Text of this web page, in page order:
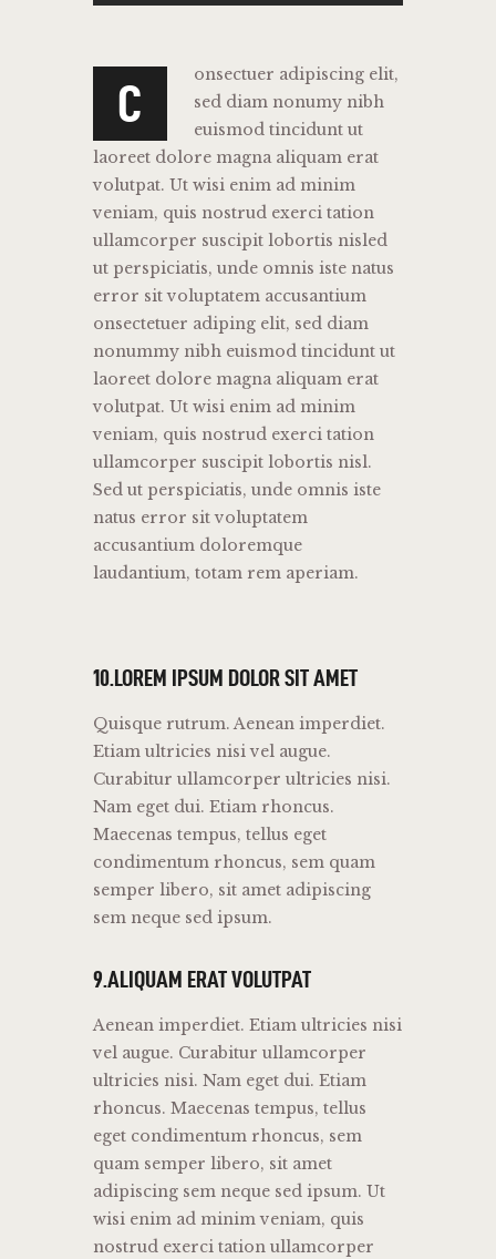
C
onsectuer adipiscing elit,
sed diam nonumy nibh
euismod tincidunt ut
laoreet dolore magna aliquam erat
volutpat. Ut wisi enim ad minim
veniam, quis nostrud exerci tation
ullamcorper suscipit lobortis nisled
ut perspiciatis, unde omnis iste natus
error sit voluptatem accusantium
onsectetuer adiping elit, sed diam
nonummy nibh euismod tincidunt ut
laoreet dolore magna aliquam erat
volutpat. Ut wisi enim ad minim
veniam, quis nostrud exerci tation
ullamcorper suscipit lobortis nisl.
Sed ut perspiciatis, unde omnis iste
natus error sit voluptatem
accusantium doloremque
laudantium, totam rem aperiam.
10.LOREM IPSUM DOLOR SIT AMET
Quisque rutrum. Aenean imperdiet.
Etiam ultricies nisi vel augue.
Curabitur ullamcorper ultricies nisi.
Nam eget dui. Etiam rhoncus.
Maecenas tempus, tellus eget
condimentum rhoncus, sem quam
semper libero, sit amet adipiscing
sem neque sed ipsum.
9.ALIQUAM ERAT VOLUTPAT
Aenean imperdiet. Etiam ultricies nisi
vel augue. Curabitur ullamcorper
ultricies nisi. Nam eget dui. Etiam
rhoncus. Maecenas tempus, tellus
eget condimentum rhoncus, sem
quam semper libero, sit amet
adipiscing sem neque sed ipsum. Ut
wisi enim ad minim veniam, quis
nostrud exerci tation ullamcorper